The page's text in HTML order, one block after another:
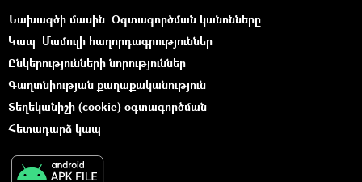
Նախագծի մասին Օգտագործման կանոնները
Կապ Մամուլի հաղորդագրություններ
Ընկերությունների նորություններ
Գաղտնիության քաղաքականություն
Տեղեկանիշի (cookie) օգտագործման
Հետադարձ կապ